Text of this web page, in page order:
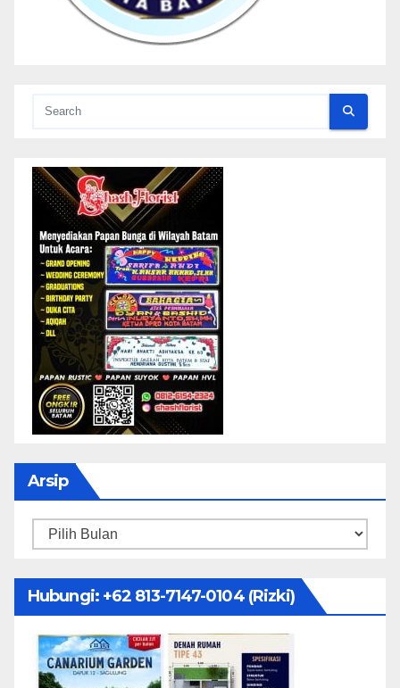
Arsip
Arsip
Hubungi: ‪+62 813-7147-0104‬ (Rizki)